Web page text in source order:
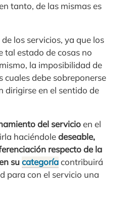
tanto, de las mismas es
los servicios, ya que los
tal estado de cosas no
la imposibilidad de
cuales debe sobreponerse
dirigirse en el sentido de
del servicioen el
haciéndoledeseable,
respecto de la
sucategoríacontribuirá
para con el servicio una